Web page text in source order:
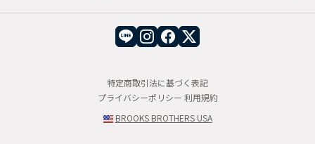
特定商取引法に基づく表記
プライバシーポリシー 利用規約
BROOKS BROTHERS USA